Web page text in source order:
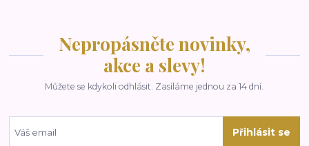
Nepropásněte novinky,
akce a slevy!
Můžete se kdykoli odhlásit. Zasíláme jednou za 14 dní.
Přihlásit se